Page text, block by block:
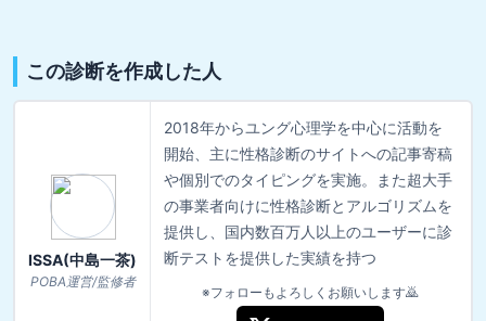
この診断を作成した人
ISSA(中島一茶)
POBA運営/監修者
2018年からユング心理学を中心に活動を
開始、主に性格診断のサイトへの記事寄稿
や個別でのタイピングを実施。また超大手
の事業者向けに性格診断とアルゴリズムを
提供し、国内数百万人以上のユーザーに診
断テストを提供した実績を持つ
※フォローもよろしくお願いします🙇